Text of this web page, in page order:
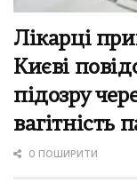
Лікарці
Києві
підозру
вагітність
0 ПОШИРИТИ